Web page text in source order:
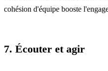
cohésion d'équipe booste
7. Écouter et agir